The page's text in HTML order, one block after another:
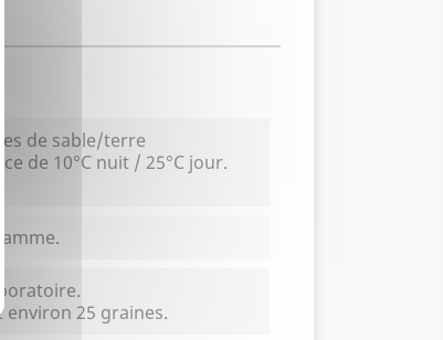
de sable/terre
de 10°C nuit / 25°C jour.
25 graines.